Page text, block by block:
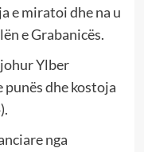
e miratoi dhe na u
e Grabanicës.
Ylber
dhe kostoja
nga